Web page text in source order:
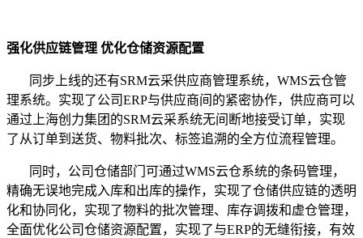
强化供应链管理 优化仓储资源配置
同步上线的还有SRM云采供应商管理系统，WMS云仓管
理系统。实现了公司ERP与供应商间的紧密协作，供应商可以
通过上海创力集团的SRM云采系统无间断地接受订单，实现
了从订单到送货、物料批次、标签追溯的全方位流程管理。
同时，公司仓储部门可通过WMS云仓系统的条码管理，
精确无误地完成入库和出库的操作，实现了仓储供应链的透明
化和协同化，实现了物料的批次管理、库存调拨和虚仓管理，
全面优化公司仓储资源配置，实现了与ERP的无缝衔接，有效